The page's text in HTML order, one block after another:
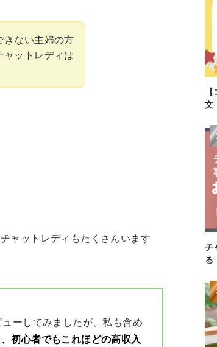
ない主婦の方
ャットレディは
ャットレディもたくさんいます
ーしてみましたが、私も含め
初心者でもこれほどの高収入
文
チ
る